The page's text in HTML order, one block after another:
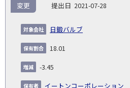
NO.
告
義
務
発
生
日
出
コー
2021-07-28
日鍛バルブ
変更
18.01
-3.45
イートンコーポレーション